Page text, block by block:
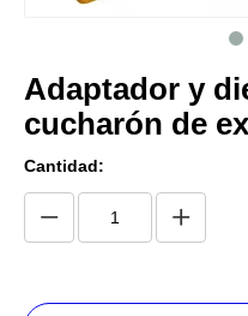
Adaptador y
cucharón de
Cantidad: